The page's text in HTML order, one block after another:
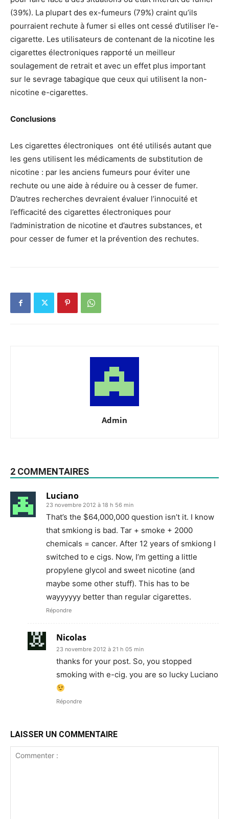
(39%). La plupart des ex-fumeurs (79%) craint qu’ils
pourraient rechute à fumer si elles ont cessé d’utiliser l’e-
cigarette. Les utilisateurs de contenant de la nicotine les
cigarettes électroniques rapporté un meilleur
soulagement de retrait et avec un effet plus important
sur le sevrage tabagique que ceux qui utilisent la non-
nicotine e-cigarettes.
Conclusions
Les cigarettes électroniques ont été utilisés autant que
les gens utilisent les médicaments de substitution de
nicotine : par les anciens fumeurs pour éviter une
rechute ou une aide à réduire ou à cesser de fumer.
D’autres recherches devraient évaluer l’innocuité et
l’efficacité des cigarettes électroniques pour
l’administration de nicotine et d’autres substances, et
pour cesser de fumer et la prévention des rechutes.
Admin
2 COMMENTAIRES
Luciano
23 novembre 2012 à 18 h 56 min
That’s the $64,000,000 question isn’t it. I know
that smkiong is bad. Tar + smoke + 2000
chemicals = cancer. After 12 years of smkiong I
switched to e cigs. Now, I’m getting a little
propylene glycol and sweet nicotine (and
maybe some other stuff). This has to be
wayyyyyy better than regular cigarettes.
Répondre
Nicolas
23 novembre 2012 à 21 h 05 min
thanks for your post. So, you stopped
smoking with e-cig. you are so lucky Luciano
Répondre
LAISSER UN COMMENTAIRE